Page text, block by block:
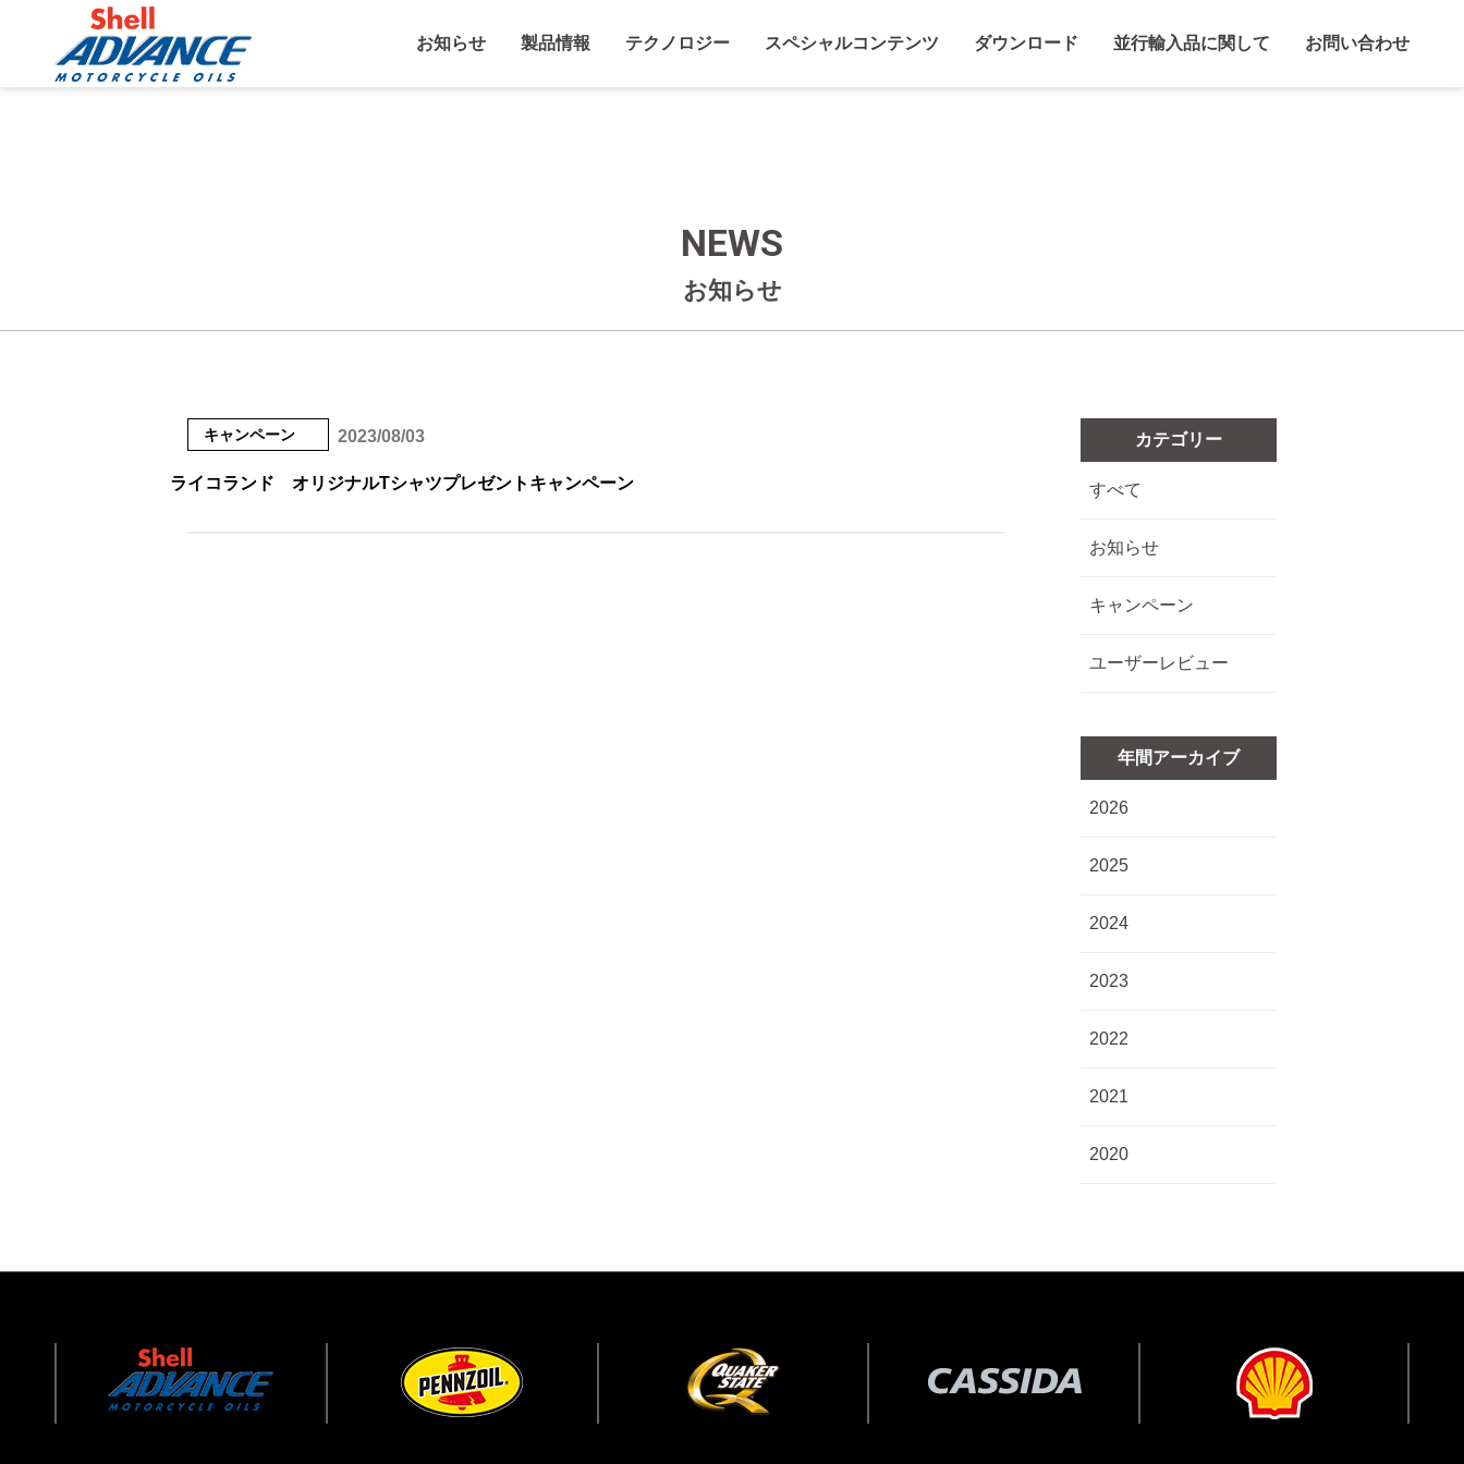
お知らせ 製品情報 テクノロジー スペシャルコンテンツ ダウンロード 並行輸入品に関して お問い合わせ
NEWS
お知らせ
キャンペーン 2023/08/03
ライコランド オリジナルTシャツプレゼントキャンペーン
カテゴリー
すべて
お知らせ
キャンペーン
ユーザーレビュー
年間アーカイブ
2026
2025
2024
2023
2022
2021
2020